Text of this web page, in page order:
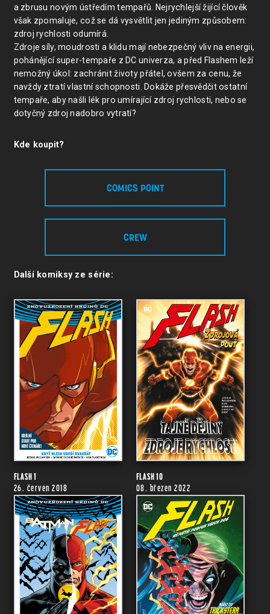
a zbrusu novým ústředím tempařů. Nejrychlejší žijící člověk
však zpomaluje, což se dá vysvětlit jen jediným způsobem:
zdroj rychlosti odumírá.
Zdroje síly, moudrosti a klidu mají nebezpečný vliv na energii,
pohánějící super-tempaře z DC univerza, a před Flashem leží
nemožný úkol: zachránit životy přátel, ovšem za cenu, že
navždy ztratí vlastní schopnosti. Dokáže přesvědčit ostatní
tempaře, aby našli lék pro umírající zdroj rychlosti, nebo se
dotyčný zdroj nadobro vytratí?
Kde koupit?
COMICS POINT
CREW
Další komiksy ze série:
FLASH 1
26. červen 2018
FLASH 10
08. březen 2022